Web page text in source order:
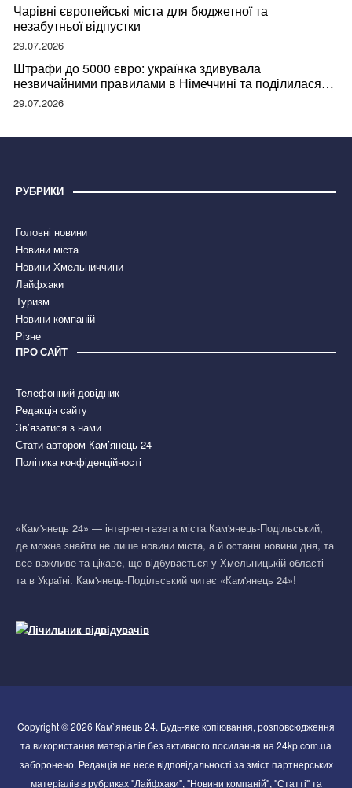
Чарівні європейські міста для бюджетної та
незабутньої відпустки
29.07.2026
Штрафи до 5000 євро: українка здивувала
незвичайними правилами в Німеччині та поділилася
правдою
29.07.2026
РУБРИКИ
Головні новини
Новини міста
Новини Хмельниччини
Лайфхаки
Туризм
Новини компаній
Різне
ПРО САЙТ
Телефонний довідник
Редакція сайту
Зв’язатися з нами
Стати автором Кам’янець 24
Політика конфіденційності
«Кам'янець 24» — інтернет-газета міста Кам'янець-Подільський,
де можна знайти не лише новини міста, а й останні новини дня, та
все важливе та цікаве, що відбувається у Хмельницькій області
та в Україні. Кам'янець-Подільський читає «Кам'янець 24»!
Copyright © 2026 Кам`янець 24. Будь-яке копіювання, розповсюдження
та використання матеріалів без активного посилання на 24kp.com.ua
заборонено. Редакція не несе відповідальності за зміст партнерських
матеріалів в рубриках "Лайфхаки", "Новини компаній", "Статті" та